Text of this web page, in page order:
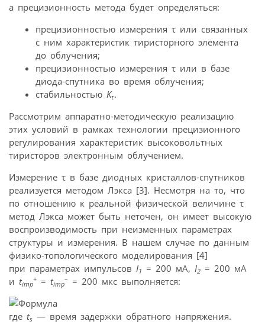
а прецизионность метода будет определяться:
прецизионностью измерения τ или связанных
с ним характеристик тиристорного элемента
до облучения;
прецизионностью измерения τ или в базе
диода-спутника во время облучения;
стабильностью Kτ.
Рассмотрим аппаратно-методическую реализацию
этих условий в рамках технологии прецизионного
регулирования характеристик высоковольтных
тиристоров электронным облучением.
Измерение τ в базе диодных кристаллов-спутников
реализуется методом Лэкса [3]. Несмотря на то, что
по отношению к реальной физической величине τ
метод Лэкса может быть неточен, он имеет высокую
воспроизводимость при неизменных параметрах
структуры и измерения. В нашем случае по данным
физико-топологического моделирования [4]
при параметрах импульсов I1 = 200 мА, I2 = 200 мА
и timp
+ = timp
– = 200 мкс выполняется:
где ts — время задержки обратного напряжения.